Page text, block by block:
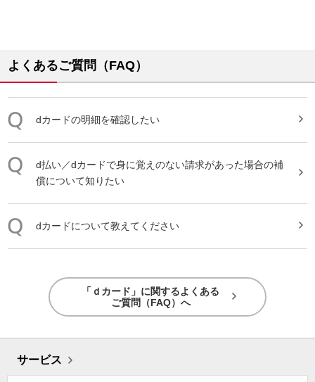
よくあるご質問（FAQ）
dカードの明細を確認したい
d払い／dカードで身に覚えのない請求があった場合の補
償について知りたい
dカードについて教えてください
「ｄカード」に関するよくある
ご質問（FAQ）へ
サービス